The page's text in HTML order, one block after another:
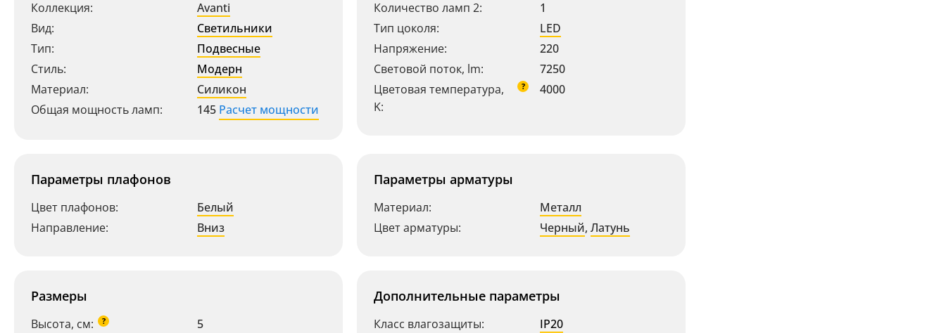
+7 (800) 775-63-32
+7 (495) 255-03-21 - бесплатная доставка
Коллекция:
Avanti
Вид:
Светильники
Тип:
Подвесные
Стиль:
Модерн
Материал:
Силикон
Общая мощность ламп:
145 Расчет мощности
Количество ламп 2:
1
Тип цоколя:
LED
Напряжение:
220
Световой поток, lm:
7250
Цветовая температура,
K:
? 4000
Параметры плафонов
Цвет плафонов:
Белый
Направление:
Вниз
Параметры арматуры
Материал:
Металл
Цвет арматуры:
Черный, Латунь
Размеры
Высота, см: ?
5
Дополнительные параметры
Класс влагозащиты:
IP20